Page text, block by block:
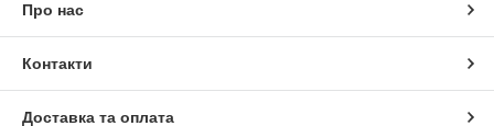
Про нас
Контакти
Доставка та оплата